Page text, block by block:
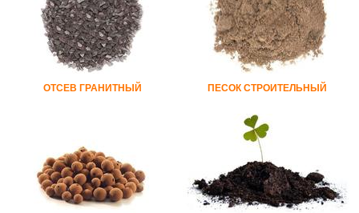
ОТСЕВ ГРАНИТНЫЙ ПЕСОК СТРОИТЕЛЬНЫЙ